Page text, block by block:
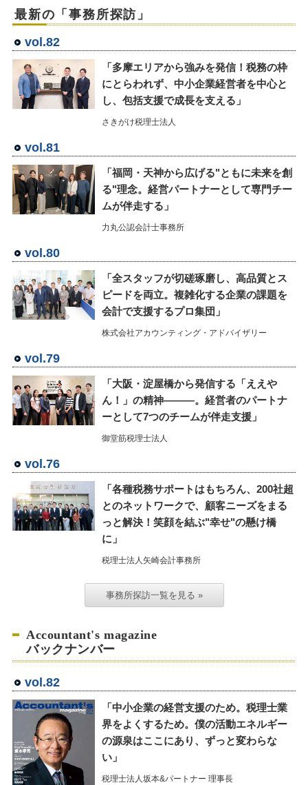
最新の「事務所探訪」
vol.82
「多摩エリアから強みを発信！税務の枠
にとらわれず、中小企業経営者を中心と
し、包括支援で成長を支える」
さきがけ税理士法人
vol.81
「福岡・天神から広げる"ともに未来を創
る"理念。経営パートナーとして専門チー
ムが伴走する」
力丸公認会計士事務所
vol.80
「全スタッフが切磋琢磨し、高品質とス
ピードを両立。複雑化する企業の課題を
会計で支援するプロ集団」
株式会社アカウンティング・アドバイザリー
vol.79
「大阪・淀屋橋から発信する「ええや
ん！」の精神―――。経営者のパートナ
ーとして7つのチームが伴走支援」
御堂筋税理士法人
vol.76
「各種税務サポートはもちろん、200社超
とのネットワークで、顧客ニーズをまる
っと解決！笑顔を結ぶ"幸せ"の懸け橋
に」
税理士法人矢崎会計事務所
事務所探訪一覧を見る »
Accountant's magazine
バックナンバー
vol.82
「中小企業の経営支援のため。税理士業
界をよくするため。僕の活動エネルギー
の源泉はここにあり、ずっと変わらな
い」
税理士法人坂本&パートナー 理事長